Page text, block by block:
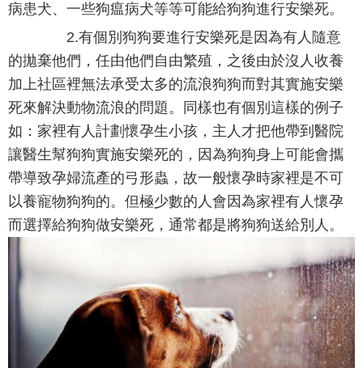
病患犬、一些狗瘟病犬等等可能給狗狗進行安樂死。
2.有個別狗狗要進行安樂死是因為有人隨意
的拋棄他們，任由他們自由繁殖，之後由於沒人收養
加上社區裡無法承受太多的流浪狗狗而對其實施安樂
死來解決動物流浪的問題。同樣也有個別這樣的例子
如：家裡有人計劃懷孕生小孩，主人才把他帶到醫院
讓醫生幫狗狗實施安樂死的，因為狗狗身上可能會攜
帶導致孕婦流產的弓形蟲，故一般懷孕時家裡是不可
以養寵物狗狗的。但極少數的人會因為家裡有人懷孕
而選擇給狗狗做安樂死，通常都是將狗狗送給別人。